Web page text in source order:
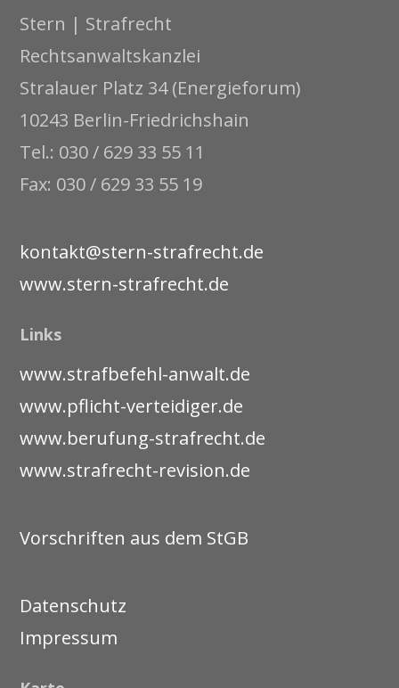
Stern | Strafrecht
Rechtsanwaltskanzlei
Stralauer Platz 34 (Energieforum)
10243 Berlin-Friedrichshain
Tel.: 030 / 629 33 55 11
Fax: 030 / 629 33 55 19
kontakt@stern-strafrecht.de
www.stern-strafrecht.de
Links
www.strafbefehl-anwalt.de
www.pflicht-verteidiger.de
www.berufung-strafrecht.de
www.strafrecht-revision.de
Vorschriften aus dem StGB
Datenschutz
Impressum